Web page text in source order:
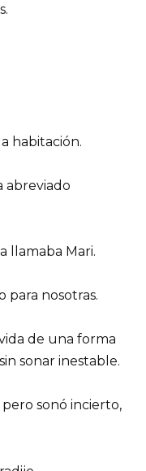
habitación.
abreviado
llamaba Mari.
para nosotras.
de una forma
sonar inestable.
pero sonó incierto,